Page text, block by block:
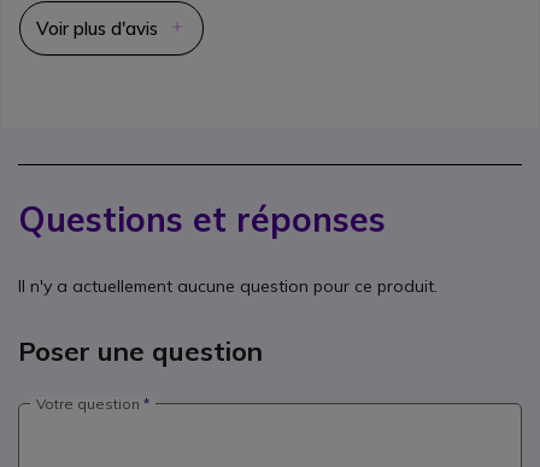
Voir plus d'avis
Questions et réponses
Il n'y a actuellement aucune question pour ce produit.
Poser une question
Votre question